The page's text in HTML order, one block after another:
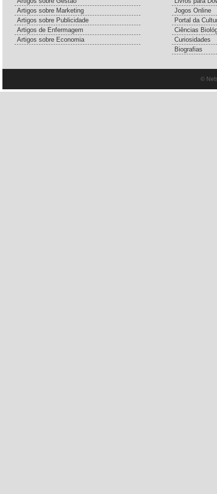
Artigos sobre Marketing
Artigos sobre Publicidade
Artigos de Enfermagem
Artigos sobre Economia
Jogos Online
Portal da
Ciências
Curiosidades
Biografias
©